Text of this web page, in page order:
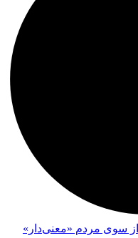
سوی مردم «معنی‌دار»